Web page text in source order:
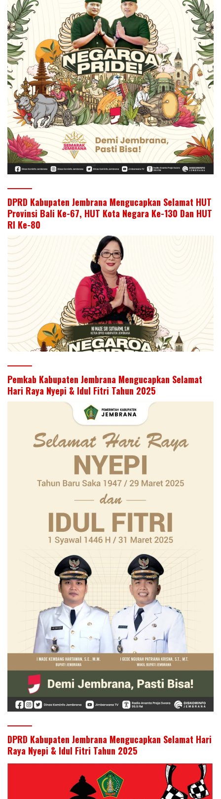
DPRD Kabupaten Jembrana Mengucapkan Selamat HUT
Provinsi Bali Ke-67, HUT Kota Negara Ke-130 Dan HUT
RI Ke-80
Pemkab Kabupaten Jembrana Mengucapkan Selamat
Hari Raya Nyepi & Idul Fitri Tahun 2025
DPRD Kabupaten Jembrana Mengucapkan Selamat Hari
Raya Nyepi & Idul Fitri Tahun 2025